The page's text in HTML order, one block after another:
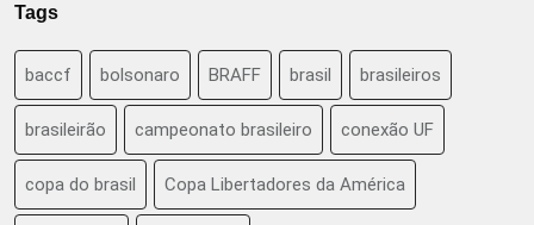
Tags
baccf bolsonaro BRAFF brasil brasileiros
brasileirão campeonato brasileiro conexão UF
copa do brasil Copa Libertadores da América